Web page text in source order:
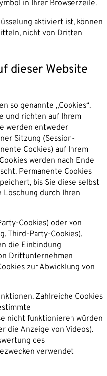
in Ihrer Browserzeile.
aktiviert ist, können
nicht von Dritten
dieser Website
so genannte „Cookies“.
und richten auf Ihrem
werden entweder
Sitzung (Session-
Cookies) auf Ihrem
werden nach Ende
Permanente Cookies
bis Sie diese selbst
Löschung durch Ihren
Cookies) oder von
Third-Party-Cookies).
die Einbindung
Drittunternehmen
zur Abwicklung von
Zahlreiche Cookies
nicht funktionieren würden
die Anzeige von Videos).
des
verwendet